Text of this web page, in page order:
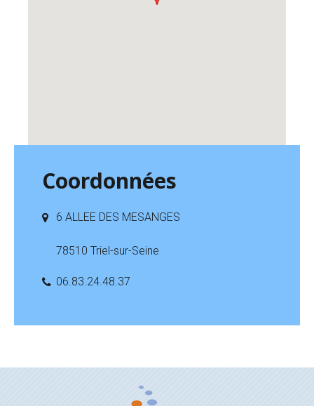
Coordonnées
6 ALLEE DES MESANGES
78510 Triel-sur-Seine
06.83.24.48.37